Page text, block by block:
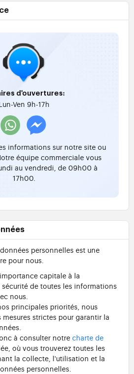
d'ouvertures:
Ven 9h-17h
informations sur notre site ou
équipe commerciale vous
au vendredi, de 09h00 à
17h00.
personnelles est une
pour nous.
capitale à la
de toutes les informations
nous.
principales priorités, nous
strictes pour garantir la
à consulter notre charte de
où vous trouverez toutes les
la collecte, l'utilisation et la
personnelles.